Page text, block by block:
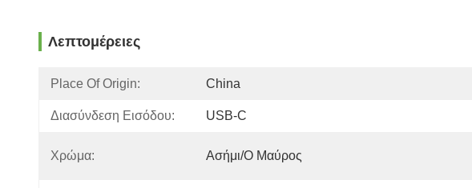
Λεπτομέρειες
Place Of Origin: China
Διασύνδεση Εισόδου: USB-C
Χρώμα: Ασήμι/ο Μαύρος